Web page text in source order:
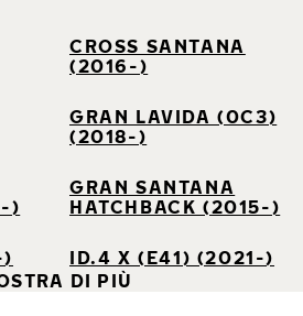
CROSS SANTANA
(2016-)
GRAN LAVIDA (0C3)
(2018-)
)
GRAN SANTANA
HATCHBACK (2015-)
)
ID.4 X (E41) (2021-)
DI PIÙ